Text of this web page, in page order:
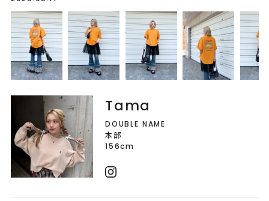
Tama
DOUBLE NAME
本部
156cm